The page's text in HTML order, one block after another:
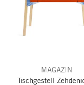
MAGAZIN
Tischgestell